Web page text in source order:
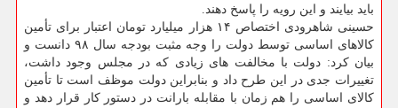
باید بیایند و این رویه را پاسخ دهند.
حسینی شاهرودی اختصاص ۱۴ هزار میلیارد تومان اعتبار برای تأمین
كالاهای اساسی توسط دولت را وجه مثبت بودجه سال ۹۸ دانست و
بیان كرد: دولت با مخالفت های زیادی كه در مجلس وجود داشت،
تغییرات جدی در این طرح داد و بنابراین دولت موظف است تا تأمین
كالای اساسی را هم زمان با مقابله بارانت در دستور كار قرار دهد و